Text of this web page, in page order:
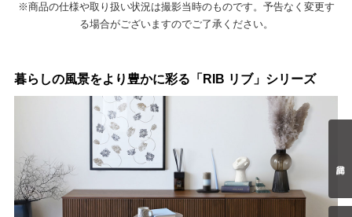
※商品の仕様や取り扱い状況は撮影当時のものです。予告なく変更す
る場合がございますのでご了承ください。
暮らしの風景をより豊かに彩る「RIB リブ」シリーズ